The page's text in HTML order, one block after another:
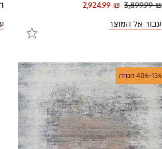
3,899.99 ₪
2,924.99 ₪
עבור אל המוצר
15%-40% הנחה